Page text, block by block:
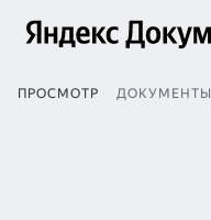
ПРОСМОТР ДОКУМЕНТЫ